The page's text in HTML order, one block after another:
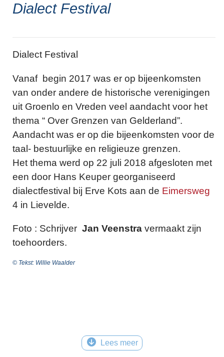
Dialect Festival
Dialect Festival
Vanaf begin 2017 was er op bijeenkomsten
van onder andere de historische verenigingen
uit Groenlo en Vreden veel aandacht voor het
thema “ Over Grenzen van Gelderland”.
Aandacht was er op die bijeenkomsten voor de
taal- bestuurlijke en religieuze grenzen.
Het thema werd op 22 juli 2018 afgesloten met
een door Hans Keuper georganiseerd
dialectfestival bij Erve Kots aan de Eimersweg
4 in Lievelde.
Foto : Schrijver Jan Veenstra vermaakt zijn
toehoorders.
© Tekst: Willie Waalder
Lees meer